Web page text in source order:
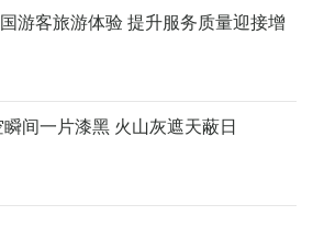
游客旅游体验 提升服务质量迎接增
间一片漆黑 火山灰遮天蔽日